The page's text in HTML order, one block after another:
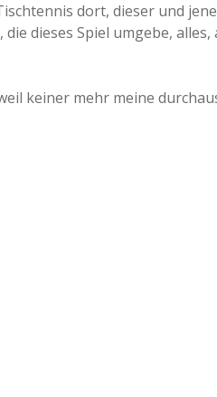
dort, dieser und
dieses Spiel umgebe,
keiner mehr meine